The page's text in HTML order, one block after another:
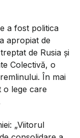
a fost politica
apropiat de
de Rusia și
Colectivă, o
În mai
o lege care
„Viitorul